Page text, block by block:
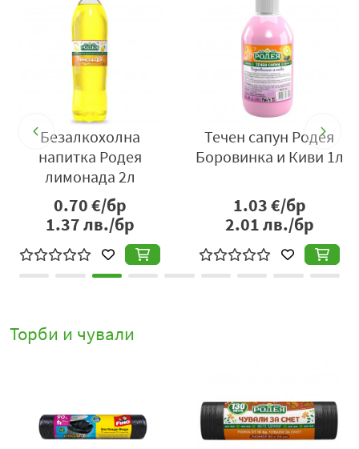
Безалкохолна
напитка Родея
лимонада 2л
0.70€/бр
1.37лв./бр
Течен сапун Родея
Боровинка и Киви 1л
1.03€/бр
2.01лв./бр
Торби и чували